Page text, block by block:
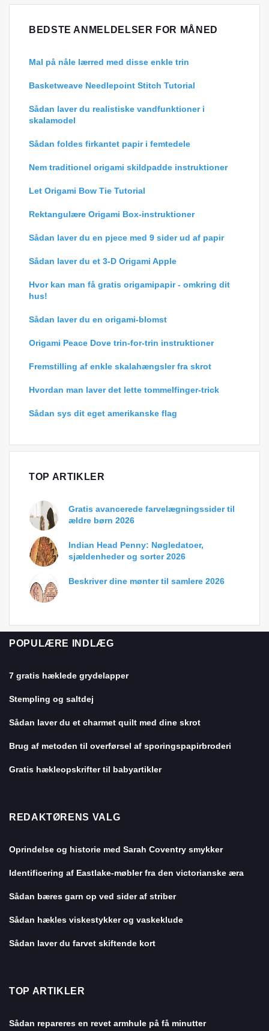
BEDSTE ANMELDELSER FOR MÅNED
Mal på nåle lærred med disse enkle trin
Basketweave Needlepoint Stitch Tutorial
Sådan laver du realistiske vandfunktioner i
skalamodel
Sådan foldes firkantet papir i femtedele
Nem traditionel origami skildpadde instruktioner
Let Origami Bow Tie Tutorial
Rektangulære Origami Box-instruktioner
Sådan laver du en pjece med 9 sider ud af papir
Sådan laver du et 3-D Origami Apple
Hvor kan man få gratis origamipapir - omkring dit
hus!
Sådan laver du en origami-blomst
Origami Peace Dove trin-for-trin instruktioner
Fremstilling af enkle skalahængsler fra skrot
Hvordan man laver det lette tommelfinger-trick
Sådan sys dit eget amerikanske flag
TOP ARTIKLER
Gratis avancerede farvelægningssider til
ældre børn 2026
Indian Head Penny: Nøgledatoer,
sjældenheder og sorter 2026
Beskriver dine mønter til samlere 2026
POPULÆRE INDLÆG
7 gratis hæklede grydelapper
Stempling og saltdej
Sådan laver du et charmet quilt med dine skrot
Brug af metoden til overførsel af sporingspapirbroderi
Gratis hækleopskrifter til babyartikler
REDAKTØRENS VALG
Oprindelse og historie med Sarah Coventry smykker
Identificering af Eastlake-møbler fra den victorianske æra
Sådan bæres garn op ved sider af striber
Sådan hækles viskestykker og vaskeklude
Sådan laver du farvet skiftende kort
TOP ARTIKLER
Sådan repareres en revet armhule på få minutter